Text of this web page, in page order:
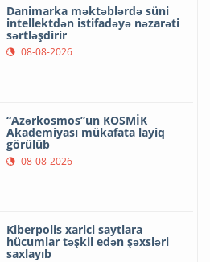
Danimarka məktəblərdə süni
intellektdən istifadəyə nəzarəti
sərtləşdirir
08-08-2026
“Azərkosmos”un KOSMİK
Akademiyası mükafata layiq
görülüb
08-08-2026
Kiberpolis xarici saytlara
hücumlar təşkil edən şəxsləri
saxlayıb